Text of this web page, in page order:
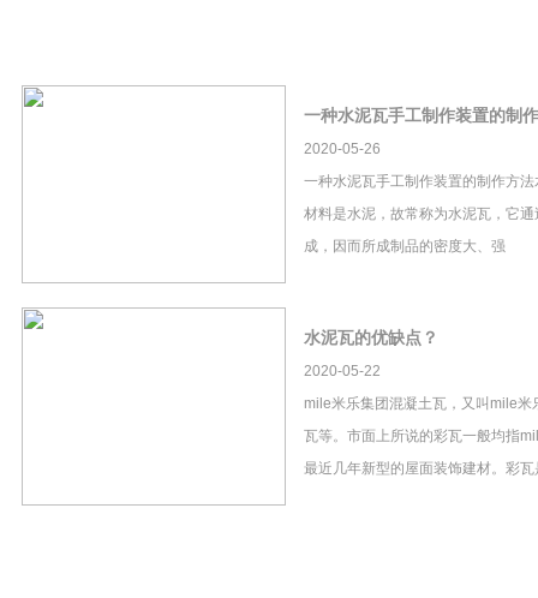
一种水泥瓦手工制作装置的制
2020-05-26
一种水泥瓦手工制作装置的制作方
材料是水泥，故常称为水泥瓦，它
成，因而所成制品的密度大、强
水泥瓦的优缺点？
2020-05-22
mile米乐集团混凝土瓦，又叫mile米
瓦等。市面上所说的彩瓦一般均指
最近几年新型的屋面装饰建材。彩